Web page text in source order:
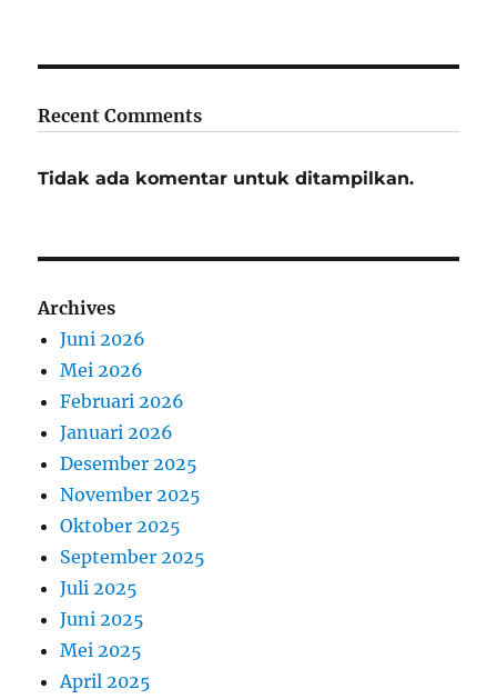
Recent Comments
Tidak ada komentar untuk ditampilkan.
Archives
Juni 2026
Mei 2026
Februari 2026
Januari 2026
Desember 2025
November 2025
Oktober 2025
September 2025
Juli 2025
Juni 2025
Mei 2025
April 2025